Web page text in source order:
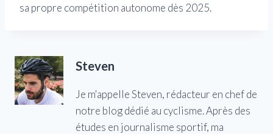
sa propre compétition autonome dès 2025.
Steven
Je m'appelle Steven, rédacteur en chef de
notre blog dédié au cyclisme. Après des
études en journalisme sportif, ma